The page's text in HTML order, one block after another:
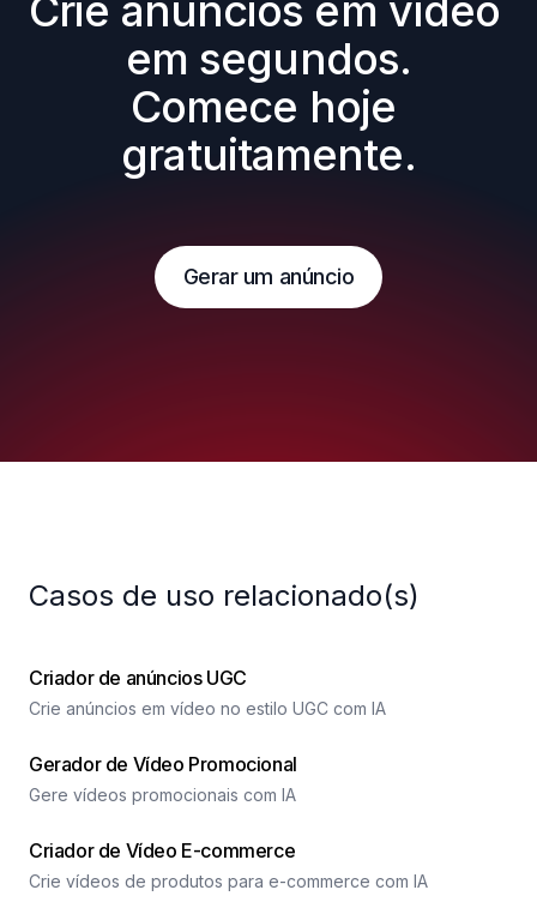
Crie anúncios em vídeo
em segundos.
Comece hoje
gratuitamente.
Gerar um anúncio
Casos de uso relacionado(s)
Criador de anúncios UGC
Crie anúncios em vídeo no estilo UGC com IA
Gerador de Vídeo Promocional
Gere vídeos promocionais com IA
Criador de Vídeo E-commerce
Crie vídeos de produtos para e-commerce com IA